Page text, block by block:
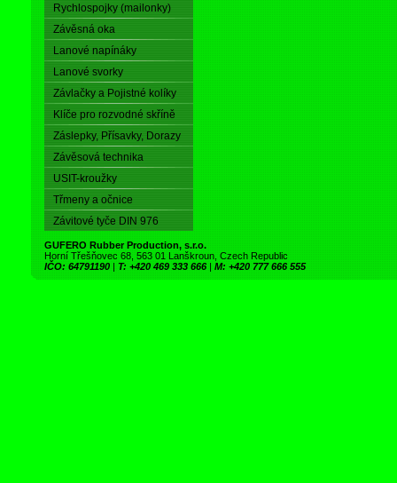
Rychlospojky (mailonky)
Závěsná oka
Lanové napínáky
Lanové svorky
Závlačky a Pojistné kolíky
Klíče pro rozvodné skříně
Záslepky, Přísavky, Dorazy
Závěsová technika
USIT-kroužky
Třmeny a očnice
Závitové tyče DIN 976
GUFERO Rubber Production, s.r.o.
Horní Třešňovec 68, 563 01 Lanškroun, Czech Republic
IČO: 64791190 | T: +420 469 333 666 | M: +420 777 666 555